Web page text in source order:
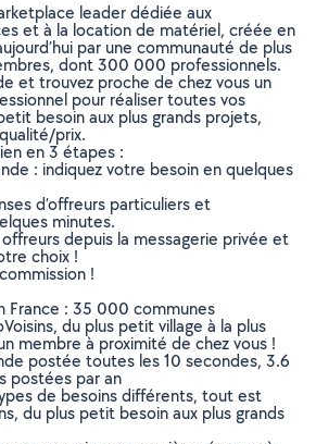
leader dédiée aux
et à la location de matériel, créée en
par une communauté de plus
dont 300 000 professionnels.
et trouvez proche de chez vous un
pour réaliser toutes vos
besoin aux plus grands projets,
prix.
en 3 étapes :
: indiquez votre besoin en quelques
d’offreurs particuliers et
minutes.
depuis la messagerie privée et
choix !
!
France : 35 000 communes
du plus petit village à la plus
membre à proximité de chez vous !
postée toutes les 10 secondes, 3.6
postées par an
de besoins différents, tout est
du plus petit besoin aux plus grands